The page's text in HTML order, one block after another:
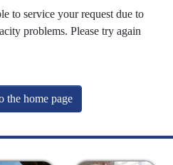
to service your request due to
problems. Please try again
the home page